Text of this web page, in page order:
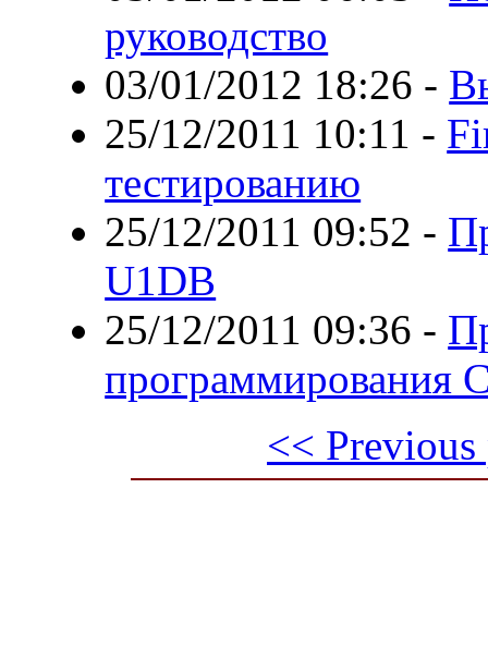
руководство
03/01/2012 18:26 -
25/12/2011 10:11 -
тестированию
25/12/2011 09:52 -
U1DB
25/12/2011 09:36 -
программирования
<< Previous